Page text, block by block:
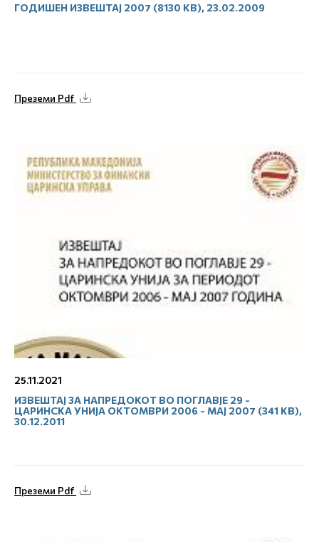
ГОДИШЕН ИЗВЕШТАЈ 2007 (8130 KB), 23.02.2009
Преземи Pdf
25.11.2021
ИЗВЕШТАЈ ЗА НАПРЕДОКОТ ВО ПОГЛАВЈЕ 29 -
ЦАРИНСКА УНИЈА ОКТОМВРИ 2006 - МАЈ 2007 (341 KB),
30.12.2011
Преземи Pdf